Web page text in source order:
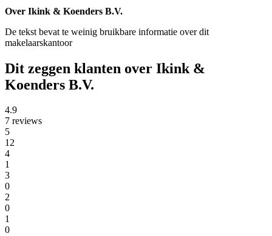
Over Ikink & Koenders B.V.
De tekst bevat te weinig bruikbare informatie over dit
makelaarskantoor
Dit zeggen klanten over Ikink &
Koenders B.V.
4.9
7 reviews
5
12
4
1
3
0
2
0
1
0